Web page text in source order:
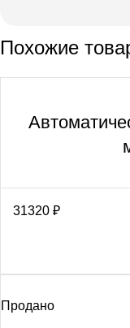
Похожие
31320 ₽
Продано